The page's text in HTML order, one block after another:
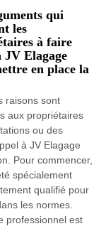
qui
les
à faire
JV Elagage
en place la
raisons sont
aux propriétaires
ou des
à JV Elagage
Pour commencer,
spécialement
qualifié pour
les normes.
professionnel est